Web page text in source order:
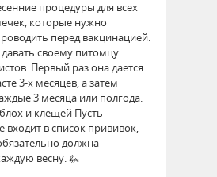
процедуры для всех
которые нужно
перед вакцинацией.
своему питомцу
Первый раз она дается
3-х месяцев, а затем
3 месяца или полгода.
и клещей Пусть
входит в список прививок,
должна
весну. 🦗